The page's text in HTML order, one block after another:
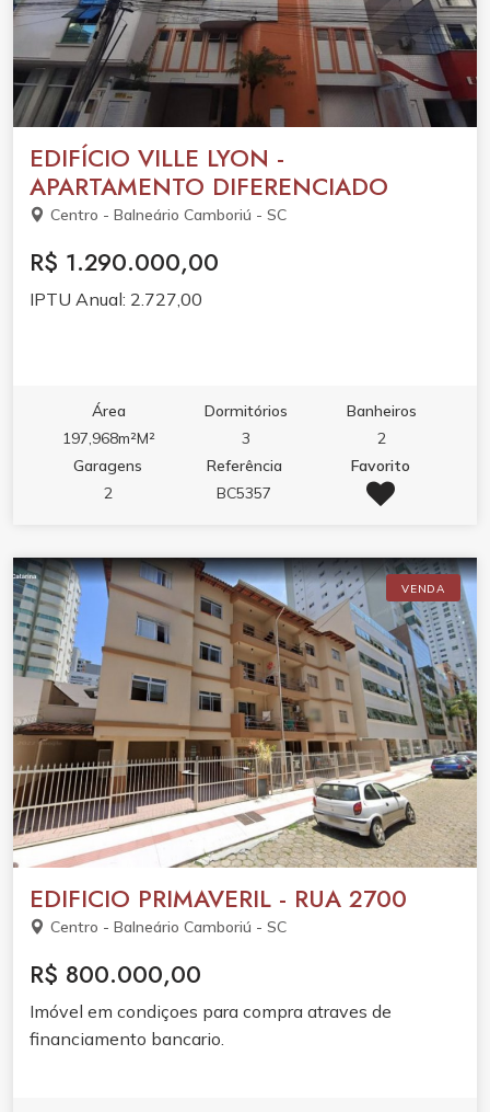
EDIFÍCIO VILLE LYON -
APARTAMENTO DIFERENCIADO
Centro - Balneário Camboriú - SC
R$ 1.290.000,00
IPTU Anual: 2.727,00
Área
197,968m²M²
Dormitórios
3
Banheiros
2
Garagens
2
Referência
BC5357
Favorito
VENDA
EDIFICIO PRIMAVERIL - RUA 2700
Centro - Balneário Camboriú - SC
R$ 800.000,00
Imóvel em condiçoes para compra atraves de
financiamento bancario.